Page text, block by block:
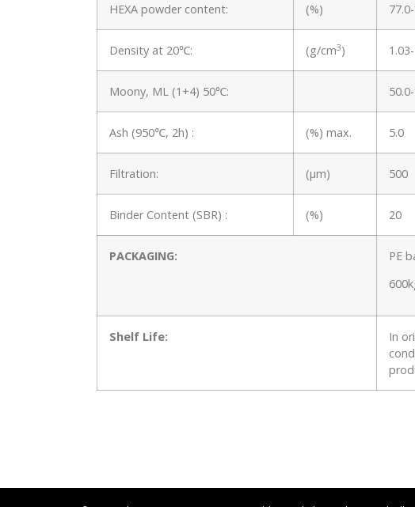
HEXA powder content: (%)
Density at 20℃: (g/cm3)
Moony, ML (1+4) 50℃:
Ash (950℃, 2h) : (%) max. 5.0
Filtration: (μm) 500
Binder Content (SBR) : (%) 20
PACKAGING:
PE
Shelf Life:
In